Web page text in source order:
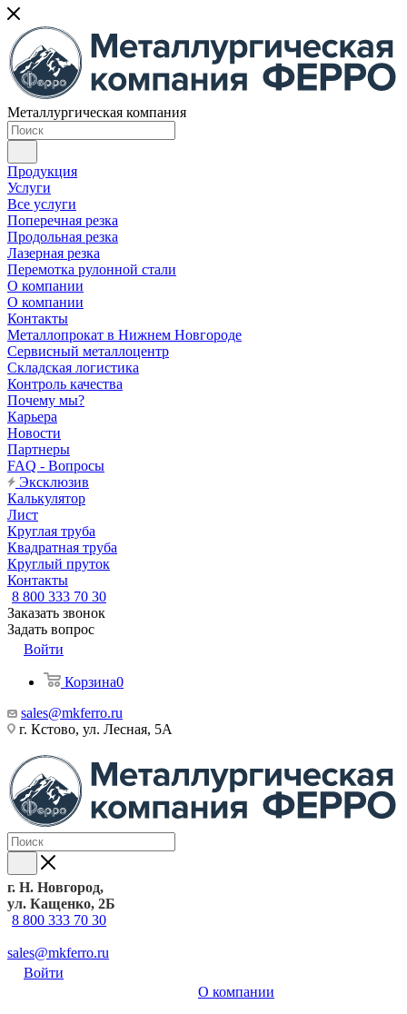
Металлургическая компания
Продукция
Услуги
Все услуги
Поперечная резка
Продольная резка
Лазерная резка
Перемотка рулонной стали
О компании
О компании
Контакты
Металлопрокат в Нижнем Новгороде
Сервисный металлоцентр
Складская логистика
Контроль качества
Почему мы?
Карьера
Новости
Партнеры
FAQ - Вопросы
Эксклюзив
Калькулятор
Лист
Круглая труба
Квадратная труба
Круглый пруток
Контакты
8 800 333 70 30
Заказать звонок
Задать вопрос
Войти
Корзина0
sales@mkferro.ru
г. Кстово, ул. Лесная, 5А
г. Н. Новгород,
ул. Кащенко, 2Б
8 800 333 70 30
sales@mkferro.ru
Войти
О компании